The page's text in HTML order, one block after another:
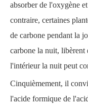
absorber de l'oxygène
contraire, certaines
de carbone pendant la
carbone la nuit, libèrent
l'intérieur la nuit peut
Cinquièmement, il
l'acide formique de